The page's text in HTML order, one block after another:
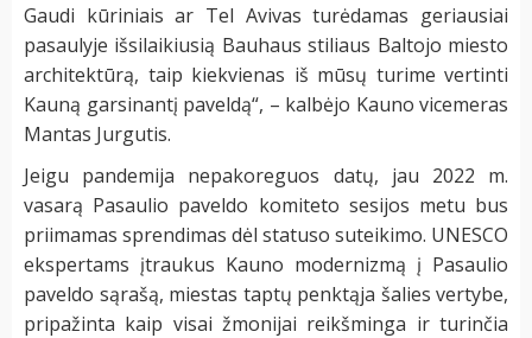
Gaudi kūriniais ar Tel Avivas turėdamas geriausiai
pasaulyje išsilaikiusią Bauhaus stiliaus Baltojo miesto
architektūrą, taip kiekvienas iš mūsų turime vertinti
Kauną garsinantį paveldą“, – kalbėjo Kauno vicemeras
Mantas Jurgutis.
Jeigu pandemija nepakoreguos datų, jau 2022 m.
vasarą Pasaulio paveldo komiteto sesijos metu bus
priimamas sprendimas dėl statuso suteikimo. UNESCO
ekspertams įtraukus Kauno modernizmą į Pasaulio
paveldo sąrašą, miestas taptų penktąja šalies vertybe,
pripažinta kaip visai žmonijai reikšminga ir turinčia